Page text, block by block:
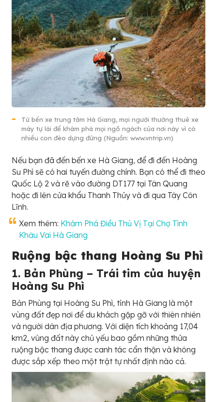
Từ bến xe trung tâm Hà Giang, mọi người thường thuê xe
máy tự lái để khám phá mọi ngõ ngách của nơi này vì có
nhiều con đèo dựng đứng (Nguồn: www.vntrip.vn)
Nếu bạn đã đến bến xe Hà Giang, để đi đến Hoàng
Su Phì sẽ có hai tuyến đường chính. Bạn có thể đi theo
Quốc Lộ 2 và rẽ vào đường DT177 tại Tân Quang
hoặc đi lên cửa khẩu Thanh Thủy và đi qua Tây Côn
Lĩnh.
Xem thêm: Khám Phá Điều Thú Vị Tại Chợ Tình
Khâu Vai Hà Giang
Ruộng bậc thang Hoàng Su Phì
1. Bản Phùng – Trái tim của huyện
Hoàng Su Phì
Bản Phùng tại Hoàng Su Phì, tỉnh Hà Giang là một
vùng đất đẹp nơi để du khách gặp gỡ với thiên nhiên
và người dân địa phương. Với diện tích khoảng 17,04
km2, vùng đất này chủ yếu bao gồm những thửa
ruộng bậc thang được canh tác cẩn thận và không
được sắp xếp theo một trật tự nhất định nào cả.